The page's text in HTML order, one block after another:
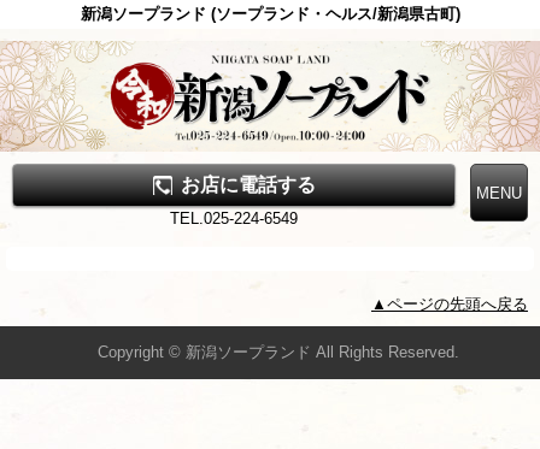
新潟ソープランド (ソープランド・ヘルス/新潟県古町)
お店に電話する
TEL.025-224-6549
▲ページの先頭へ戻る
Copyright © 新潟ソープランド All Rights Reserved.